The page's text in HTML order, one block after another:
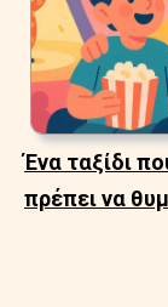
Ένα ταξίδι
πρέπει να